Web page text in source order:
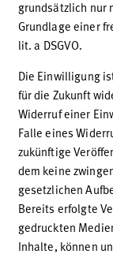
grundsätzlich nur
Grundlage einer
lit. a DSGVO.
Die Einwilligung
für die Zukunft
Widerruf einer
Falle eines
zukünftige
dem keine
gesetzlichen
Bereits erfolgte
gedruckten
Inhalte, können